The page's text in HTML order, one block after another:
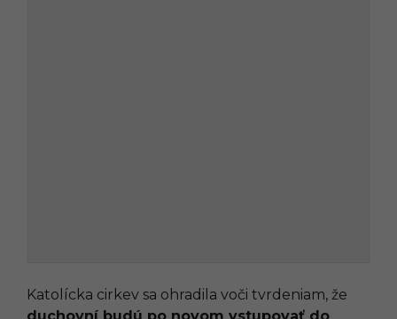
Katolícka cirkev sa ohradila voči tvrdeniam, že